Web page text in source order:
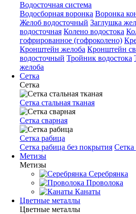
Водосточная система
Водосборная воронка Воронка
Желоб водосточный Заглушка
водосточная Колено водостока
гофрированное (гофроколено)
Кронштейн желоба Кронштейн
водосточный Тройник водостока
желоба
Сетка
Сетка
Сетка стальная тканая
Сетка сварная
Сетка рабица
Сетка рабица без покрытия Сетка
Метизы
Метизы
Серебрянка
Проволока
Канаты
Цветные металлы
Цветные металлы